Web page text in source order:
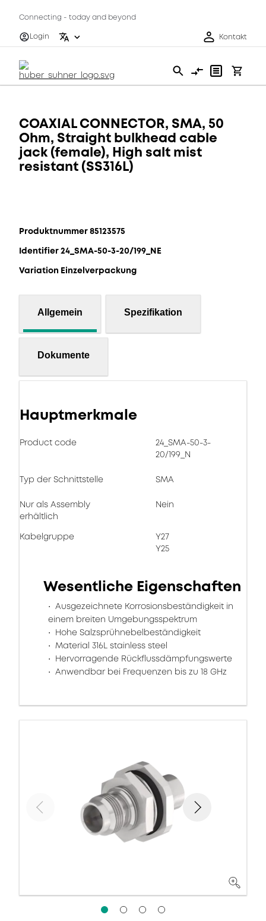
Connecting - today and beyond
Login
Kontakt
COAXIAL CONNECTOR, SMA, 50
Ohm, Straight bulkhead cable
jack (female), High salt mist
resistant (SS316L)
Produktnummer 85123575
Identifier 24_SMA-50-3-20/199_NE
Variation Einzelverpackung
Allgemein Spezifikation
Dokumente
Hauptmerkmale
Product code
24_SMA-50-3-
20/199_N
Typ der Schnittstelle SMA
Nur als Assembly
erhältlich
Nein
Kabelgruppe
Y27
Y25
Wesentliche Eigenschaften
Ausgezeichnete Korrosionsbeständigkeit in
einem breiten Umgebungsspektrum
Hohe Salzsprühnebelbeständigkeit
Material 316L stainless steel
Hervorragende Rückflussdämpfungswerte
Anwendbar bei Frequenzen bis zu 18 GHz